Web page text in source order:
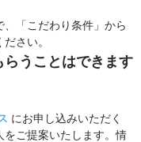
「こだわり条件」から
さい。
うことはできます
にお申し込みいただく
をご提案いたします。情